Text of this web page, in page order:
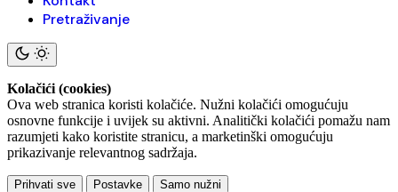
Pretraživanje
Kolačići (cookies)
Ova web stranica koristi kolačiće. Nužni kolačići omogućuju
osnovne funkcije i uvijek su aktivni. Analitički kolačići pomažu nam
razumjeti kako koristite stranicu, a marketinški omogućuju
prikazivanje relevantnog sadržaja.
Prihvati sve Postavke Samo nužni